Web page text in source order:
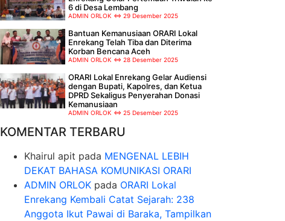
6 di Desa Lembang
ADMIN ORLOK 29 Desember 2025
Bantuan Kemanusiaan ORARI Lokal
Enrekang Telah Tiba dan Diterima
Korban Bencana Aceh
ADMIN ORLOK 28 Desember 2025
ORARI Lokal Enrekang Gelar Audiensi
dengan Bupati, Kapolres, dan Ketua
DPRD Sekaligus Penyerahan Donasi
Kemanusiaan
ADMIN ORLOK 25 Desember 2025
KOMENTAR TERBARU
Khairul apit pada MENGENAL LEBIH
DEKAT BAHASA KOMUNIKASI ORARI
ADMIN ORLOK pada ORARI Lokal
Enrekang Kembali Catat Sejarah: 238
Anggota Ikut Pawai di Baraka, Tampilkan